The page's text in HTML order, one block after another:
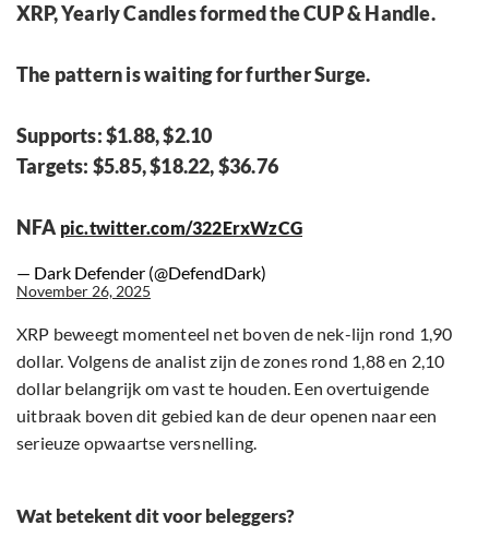
XRP, Yearly Candles formed the CUP & Handle.
The pattern is waiting for further Surge.
Supports: $1.88, $2.10
Targets: $5.85, $18.22, $36.76
NFA pic.twitter.com/322ErxWzCG
— Dark Defender (@DefendDark)
November 26, 2025
XRP beweegt momenteel net boven de nek-lijn rond 1,90
dollar. Volgens de analist zijn de zones rond 1,88 en 2,10
dollar belangrijk om vast te houden. Een overtuigende
uitbraak boven dit gebied kan de deur openen naar een
serieuze opwaartse versnelling.
Wat betekent dit voor beleggers?